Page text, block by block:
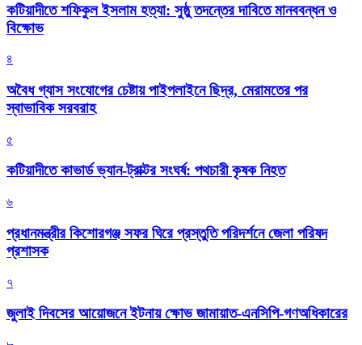
কটিয়াদীতে শফিকুল ইসলাম হত্যা: সুষ্ঠু তদন্তের দাবিতে মানববন্ধন ও
বিক্ষোভ
৪
অবৈধ গ্যাস সংযোগের চেষ্টায় পাইপলাইনে ছিদ্র, মেরামতের পর
স্বাভাবিক সরবরাহ
৫
কটিয়াদীতে কাভার্ড ভ্যান-ট্রাক্টর সংঘর্ষ: পথচারী কৃষক নিহত
৬
প্রধানমন্ত্রীর কিশোরগঞ্জ সফর ঘিরে প্রস্তুতি পরিদর্শনে জেলা পরিষদ
প্রশাসক
৭
জুলাই দিবসের আয়োজনে ইটনায় ক্ষোভ জামায়াত-এনসিপি-গণঅধিকারের